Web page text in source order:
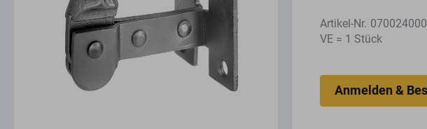
Artikel-Nr. 070024000
VE = 1 Stück